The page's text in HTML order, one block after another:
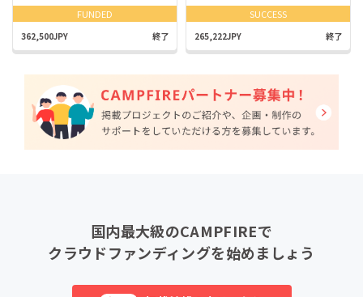
FUNDED
362,500JPY 終了
SUCCESS
265,222JPY 終了
国内最大級のCAMPFIREで
クラウドファンディングを始めましょう